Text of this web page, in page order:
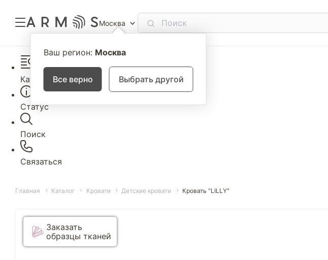
Москва
Ваш регион: Москва
Все верно Выбрать другой
Каталог
Статус
Поиск
Связаться
Главная Каталог Кровати Детские кровати Кровать "LILLY"
Заказать
образцы тканей